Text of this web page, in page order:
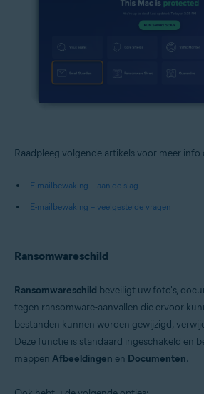
Raadpleeg volgende artikels voor meer info
E-mailbewaking – aan de slag
E-mailbewaking – veelgestelde vragen
Ransomwareschild
Ransomwareschild beveiligt uw foto's,
tegen ransomware-aanvallen die ervoor
bestanden kunnen worden gewijzigd,
Deze functie is standaard ingeschakeld en
mappen Afbeeldingen en Documenten.